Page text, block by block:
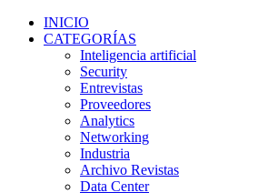
INICIO
CATEGORÍAS
Inteligencia artificial
Security
Entrevistas
Proveedores
Analytics
Networking
Industria
Archivo Revistas
Data Center